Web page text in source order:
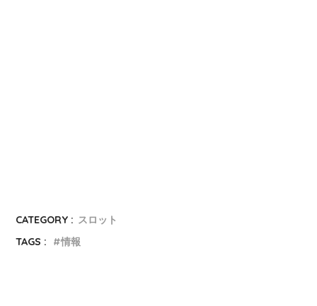
CATEGORY : スロット
TAGS :
情報